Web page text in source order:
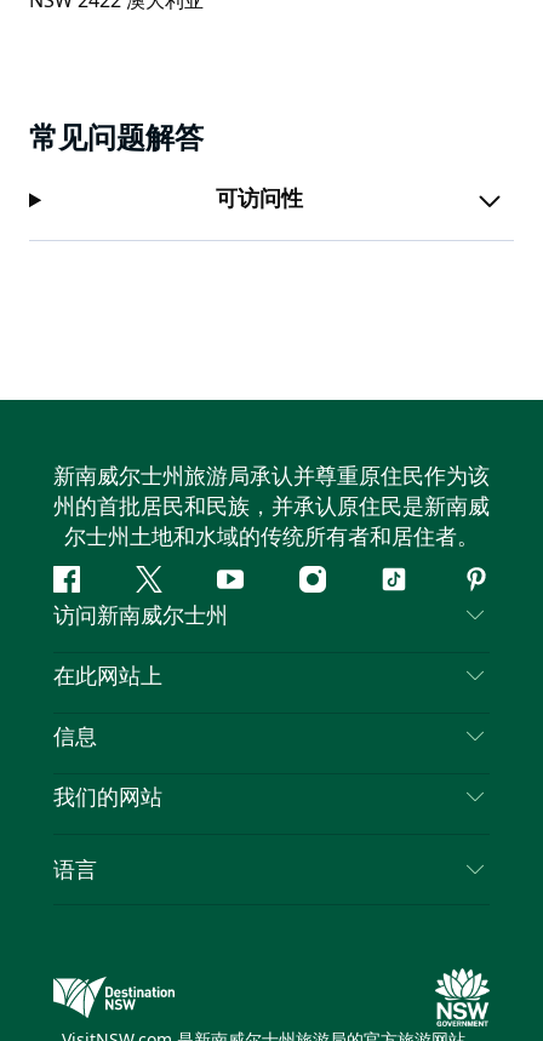
常见问题解答
可访问性
新南威尔士州旅游局承认并尊重原住民作为该
州的首批居民和民族，并承认原住民是新南威
尔士州土地和水域的传统所有者和居住者。
Facebook叽
叽
喳
YouTubeInstagram
抖
访问新南威尔士州
联系我们
隐私
Cookie 通知
在此网站上
目的地
新南威尔士州公路旅行
活动
信息
旅行信息
新南威尔士州的商业
我们的网站
新南威尔士州旅游局媒体中心
缤纷悉尼灯光音乐节
语言